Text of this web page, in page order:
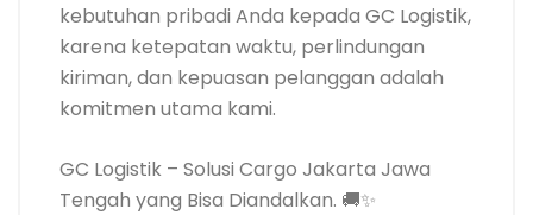
kebutuhan pribadi Anda kepada GC Logistik,
karena ketepatan waktu, perlindungan
kiriman, dan kepuasan pelanggan adalah
komitmen utama kami.
GC Logistik – Solusi Cargo Jakarta Jawa
Tengah yang Bisa Diandalkan. 🚚✨